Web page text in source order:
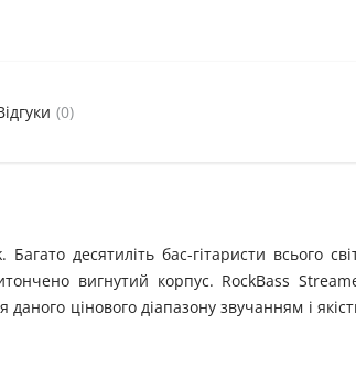
(0)
десятиліть бас-гітаристи всього
вигнутий корпус. RockBass
цінового діапазону звучанням і